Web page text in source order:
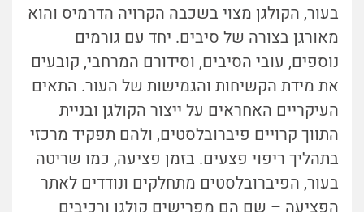
בעור, הקולגן מצוי בשכבה הקרויה הדרמיס והוא
מאורגן בצורה של סיבים. יחד עם גורמים
נוספים, עובי הסיבים, וסידורם המרחבי, קובעים
את מידת הקשיחות והגמישות של העור. התאים
העיקריים האחראים על ייצור הקולגן ובניית
התווך קרויים פיברובלסטים, ולהם תפקיד מרכזי
בתהליך ריפוי פצעים. בזמן פציעה, כמו שריטה
בעור, הפיברובלסטים מתחלקים ונודדים לאתר
הפציעה – שם הם מפרישים קולגן ורכיבים